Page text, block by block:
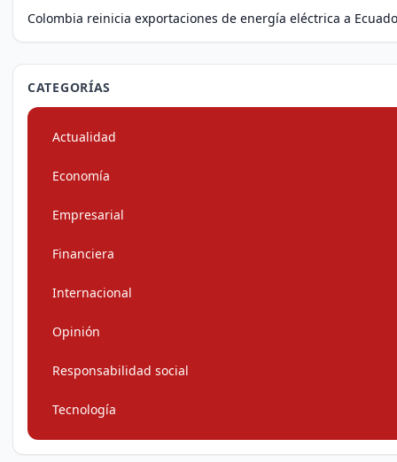
Colombia reinicia exportaciones de energía eléctrica a
CATEGORÍAS
Actualidad
Economía
Empresarial
Financiera
Internacional
Opinión
Responsabilidad social
Tecnología